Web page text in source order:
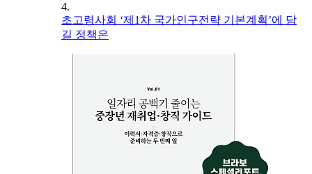
4.
초고령사회 ‘제1차 국가인구전략 기본계획’에 담
길 정책은